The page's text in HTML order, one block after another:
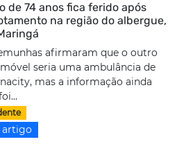
de 74 anos fica ferido após
na região do albergue,
afirmaram que o outro
seria uma ambulância de
mas a informação ainda
artigo